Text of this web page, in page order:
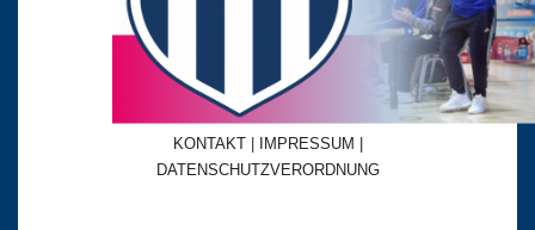
KONTAKT | IMPRESSUM |
DATENSCHUTZVERORDNUNG